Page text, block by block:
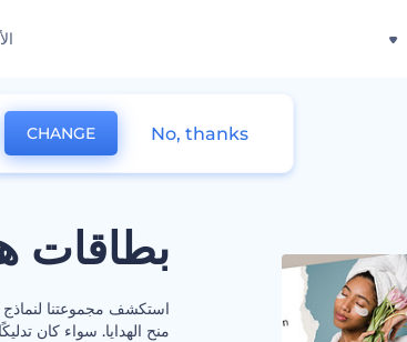
بطاقات
استكشف مجموعتنا لنماذج
منح الهدايا. سواء كان
CHANGE No, thanks